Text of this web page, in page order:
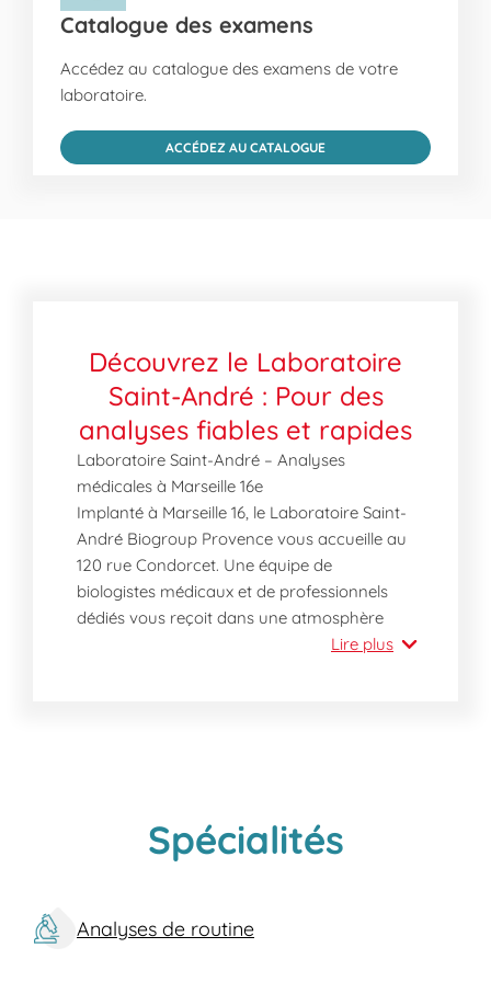
Catalogue des examens
Accédez au catalogue des examens de votre
laboratoire.
ACCÉDEZ AU CATALOGUE
Découvrez le Laboratoire
Saint-André : Pour des
analyses fiables et rapides
Laboratoire Saint-André – Analyses
médicales à Marseille 16e
Implanté à Marseille 16, le Laboratoire Saint-
André Biogroup Provence vous accueille au
120 rue Condorcet. Une équipe de
biologistes médicaux et de professionnels
dédiés vous reçoit dans une atmosphère
chaleureuse, pour toutes vos analyses
Prises de sang et bilans sanguins de
Prélèvement bébé
Lire plus
Spécialités
Analyses de routine